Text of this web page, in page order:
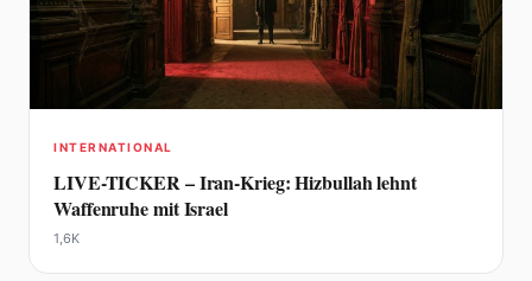
INTERNATIONAL
LIVE-TICKER – Iran-Krieg: Hizbullah lehnt
Waffenruhe mit Israel
1,6K